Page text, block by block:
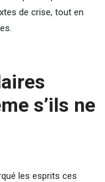
de crise, tout en
s’ils ne
les esprits ces